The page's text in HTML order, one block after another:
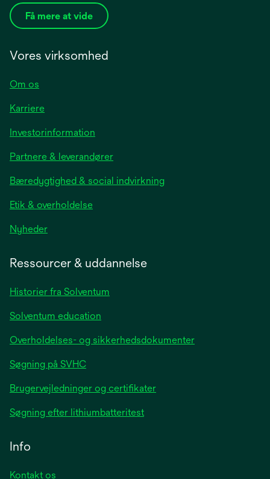
Få mere at vide
Vores virksomhed
Om os
Karriere
Investorinformation
a
new
Partnere & leverandører
Bæredygtighed & social indvirkning
Etik & overholdelse
Nyhederopens
tab
Ressourcer & uddannelse
Historier fra Solventum
Solventum education
Overholdelses- og sikkerhedsdokumenter
Søgning på SVHC
Brugervejledninger og certifikater
Søgning efter lithiumbatteritest
Info
Kontakt os